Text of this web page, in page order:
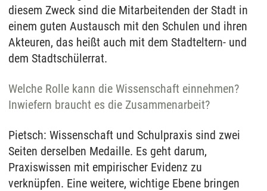
diesem Zweck sind die Mitarbeitenden der Stadt in
einem guten Austausch mit den Schulen und ihren
Akteuren, das heißt auch mit dem Stadteltern- und
dem Stadtschülerrat.
Welche Rolle kann die Wissenschaft einnehmen?
Inwiefern braucht es die Zusammenarbeit?
Pietsch: Wissenschaft und Schulpraxis sind zwei
Seiten derselben Medaille. Es geht darum,
Praxiswissen mit empirischer Evidenz zu
verknüpfen. Eine weitere, wichtige Ebene bringen